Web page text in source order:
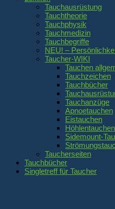
Tauchausrüstung
Tauchtheorie
Tauchphysik
Tauchmedizin
Tauchbegriffe
NEU! –
Taucher-WIKI
Tauchen
Tauchzeichen
Tauchbücher
Tauchanzüge
Apnoetauchen
Eistauchen
Höhlentauchen
Sidemount-
Taucherseiten
Tauchbücher
Singletreff für Taucher